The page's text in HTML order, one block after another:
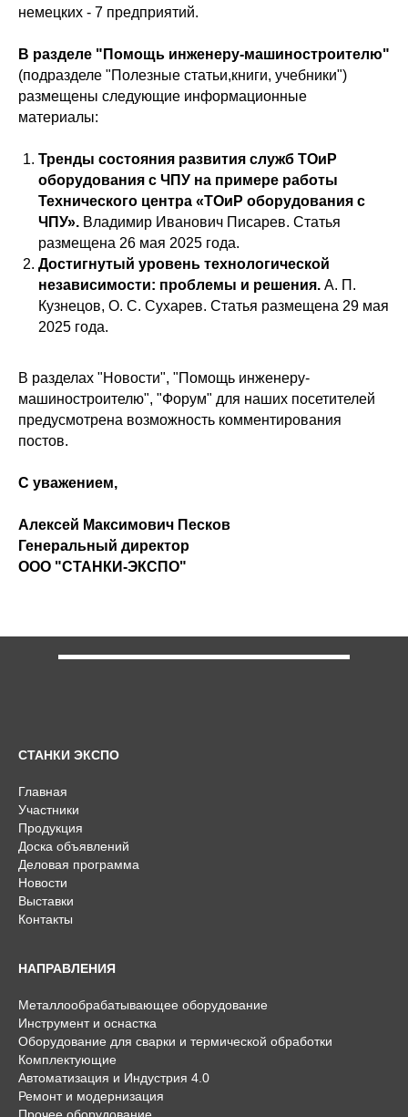
немецких - 7 предприятий.
В разделе "Помощь инженеру-машиностроителю"
(подразделе "Полезные статьи,книги, учебники")
размещены следующие информационные
материалы:
Тренды состояния развития служб ТОиР
оборудования с ЧПУ на примере работы
Технического центра «ТОиР оборудования с
ЧПУ». Владимир Иванович Писарев. Статья
размещена 26 мая 2025 года.
Достигнутый уровень технологической
независимости: проблемы и решения. А. П.
Кузнецов, О. С. Сухарев. Статья размещена 29 мая
2025 года.
В разделах "Новости", "Помощь инженеру-
машиностроителю", "Форум" для наших посетителей
предусмотрена возможность комментирования
постов.
С уважением,
Алексей Максимович Песков
Генеральный директор
ООО "СТАНКИ-ЭКСПО"
СТАНКИ ЭКСПО
Главная
Участники
Продукция
Доска объявлений
Деловая программа
Новости
Выставки
Контакты
НАПРАВЛЕНИЯ
Металлообрабатывающее оборудование
Инструмент и оснастка
Оборудование для сварки и термической обработки
Комплектующие
Автоматизация и Индустрия 4.0
Ремонт и модернизация